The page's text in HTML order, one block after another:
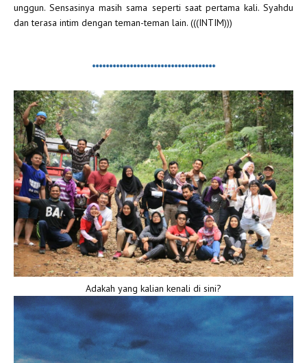
unggun. Sensasinya masih sama seperti saat pertama kali. Syahdu
dan terasa intim dengan teman-teman lain. (((INTIM)))
************************************
Adakah yang kalian kenali di sini?